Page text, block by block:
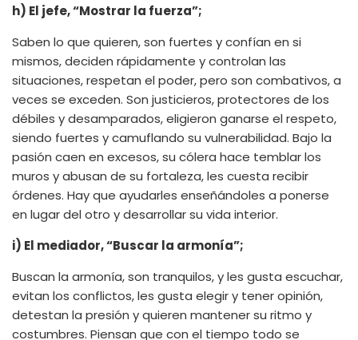
h) El jefe, “Mostrar la fuerza”;
Saben lo que quieren, son fuertes y confían en si
mismos, deciden rápidamente y controlan las
situaciones, respetan el poder, pero son combativos, a
veces se exceden. Son justicieros, protectores de los
débiles y desamparados, eligieron ganarse el respeto,
siendo fuertes y camuflando su vulnerabilidad. Bajo la
pasión caen en excesos, su cólera hace temblar los
muros y abusan de su fortaleza, les cuesta recibir
órdenes. Hay que ayudarles enseñándoles a ponerse
en lugar del otro y desarrollar su vida interior.
i) El mediador, “Buscar la armonía”;
Buscan la armonía, son tranquilos, y les gusta escuchar,
evitan los conflictos, les gusta elegir y tener opinión,
detestan la presión y quieren mantener su ritmo y
costumbres. Piensan que con el tiempo todo se